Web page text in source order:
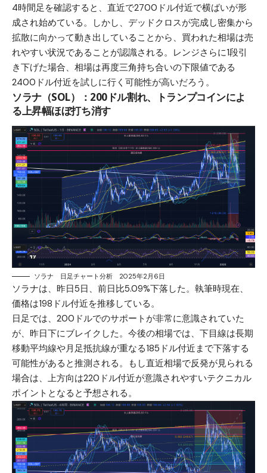
4時間足を確認すると、直近で2700ドル付近で横ばいが形
成され始めている。しかし、デッドクロスが完成し密集から
拡散に向かって動き出していることから、買われた相場は売
れやすい状況であることが認識される。レンジさらに1段引
き下げた場合、相場は再度三角持ち合いの下限値である
2400ドル付近を試しに行く可能性が高いだろう。
ソラナ（SOL）：200ドル割れ、トランプコインによ
る上昇幅ほぼ打ち消す
ソラナ 日足チャート分析 2025年2月6日
ソラナは、昨日5日、前日比5.09%下落した。執筆時現在、
価格は198ドル付近を推移している。
日足では、200ドルでのサポートが非常に意識されていた
が、昨日下にブレイクした。今後の相場では、下目線は長期
移動平均線や月足抵抗線が重なる185ドル付近まで下落する
可能性があると推測される。もし直近相場で反発が見られる
場合は、上方向は220ドル付近が意識されやすいテクニカル
ポイントとなると予想される。